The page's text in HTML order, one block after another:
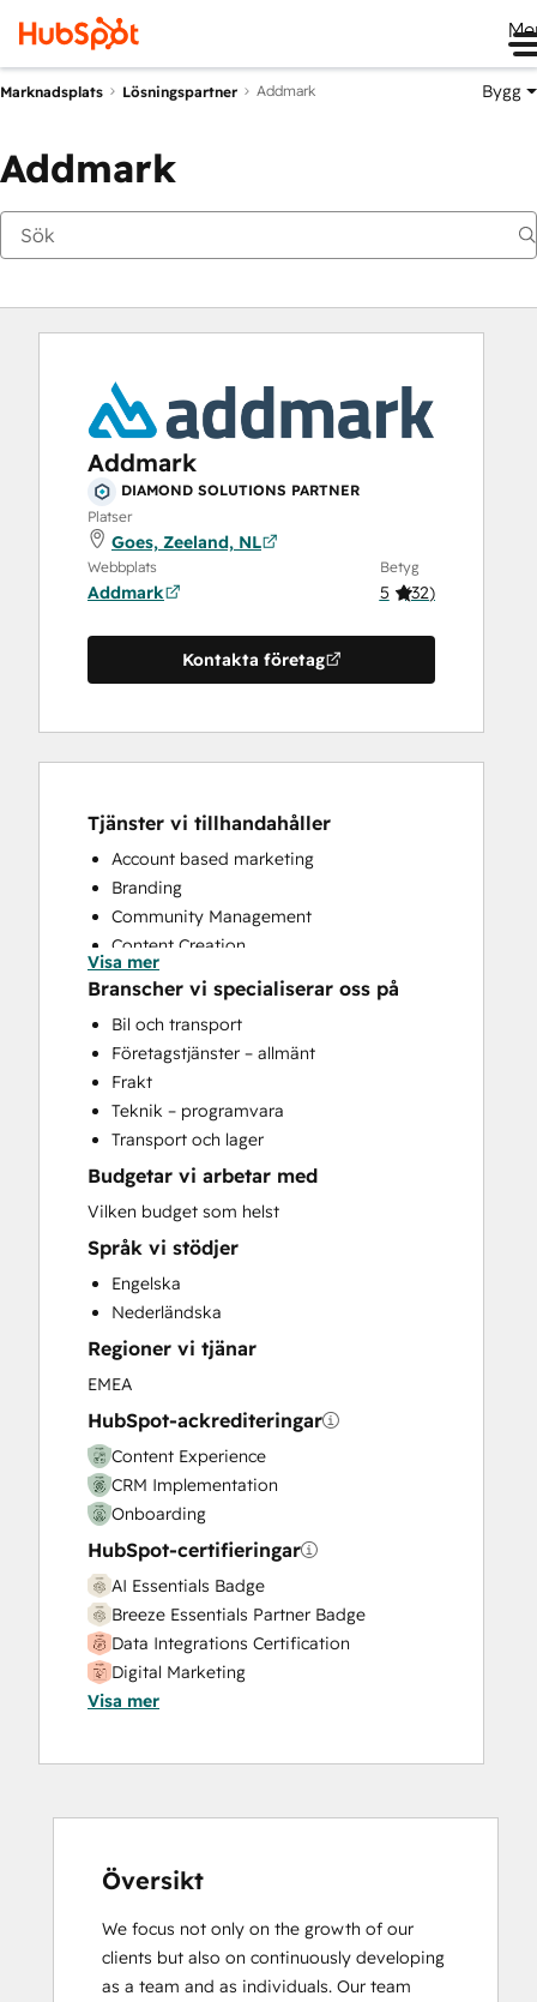
Marknadsplats Lösningspartner Addmark Bygg
Addmark
Addmark
DIAMOND SOLUTIONS PARTNER
Platser
Goes, Zeeland, NL
Webbplats
Addmark
Betyg
5 (32)
Kontakta företag
Tjänster vi tillhandahåller
Account based marketing
Branding
Community Management
Content Creation
Conversational Marketing
CRM Implementation
CRM Migration
Custom API Integrations
Customer Marketing
Customer Success Training
Customer Support Training
Customer Survey and Analysis
Email Marketing
Full Inbound Marketing Services
Help Desk Implementation
HubSpot Onboarding
Knowledge Base Development
Paid Advertising
Programmable Automation
Sales and Marketing Alignment
Sales Coaching and Training
Sales Enablement
Search Engine Optimization
Social Media
Video Production
Website Design
Website Development
Website Migration
Visa mer
Branscher vi specialiserar oss på
Bil och transport
Företagstjänster – allmänt
Frakt
Teknik – programvara
Transport och lager
Budgetar vi arbetar med
Vilken budget som helst
Språk vi stödjer
Engelska
Nederländska
Regioner vi tjänar
EMEA
HubSpot-ackrediteringar
Content Experience
CRM Implementation
Onboarding
HubSpot-certifieringar
AI Essentials Badge
Breeze Essentials Partner Badge
Data Integrations Certification
Digital Marketing
HubSpot Architecture I: Data Models and
HubSpot Implementation for Partners
Certification
HubSpot Sales Hub Software
HubSpot Solutions Partner
Inbound
Inbound Marketing
Visa mer
Översikt
We focus not only on the growth of our
clients but also on continuously developing
as a team and as individuals. Our team